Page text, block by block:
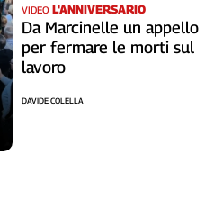
VIDEO L'ANNIVERSARIO
Da Marcinelle un appello
per fermare le morti sul
lavoro
DAVIDE COLELLA